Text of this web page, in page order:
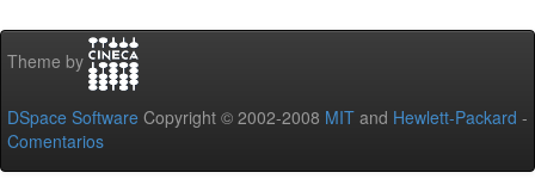
Theme by
DSpace Software Copyright © 2002-2008 MIT and Hewlett-Packard -
Comentarios